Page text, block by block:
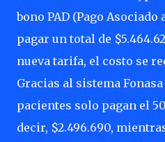
bono PAD (Pago
pagar un total de
nueva tarifa, el costo se
Gracias al sistema Fonasa
pacientes solo pagan el
decir, $2.496.690,